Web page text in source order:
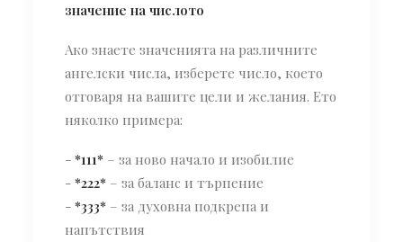
значение на числото
Ако знаете значенията на различните
ангелски числа, изберете число, което
отговаря на вашите цели и желания. Ето
няколко примера:
- *111* – за ново начало и изобилие
- *222* – за баланс и търпение
- *333* – за духовна подкрепа и
напътствия